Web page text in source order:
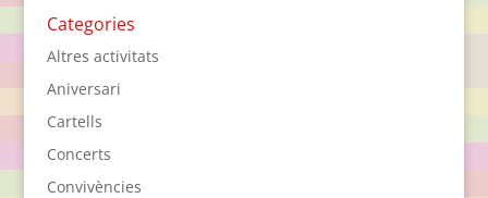
Categories
Altres activitats
Aniversari
Cartells
Concerts
Convivències